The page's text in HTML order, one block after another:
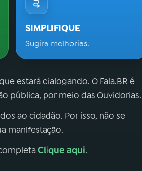
SIMPLIFIQUE
Sugira melhorias.
estará dialogando. O Fala.BR é
pública, por meio das Ouvidorias.
ao cidadão. Por isso, não se
manifestação.
Clique aqui.